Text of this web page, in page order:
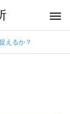
えるか？